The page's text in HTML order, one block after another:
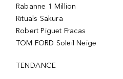
Rabanne 1 Million
Rituals Sakura
Robert Piguet Fracas
TOM FORD Soleil Neige
TENDANCE